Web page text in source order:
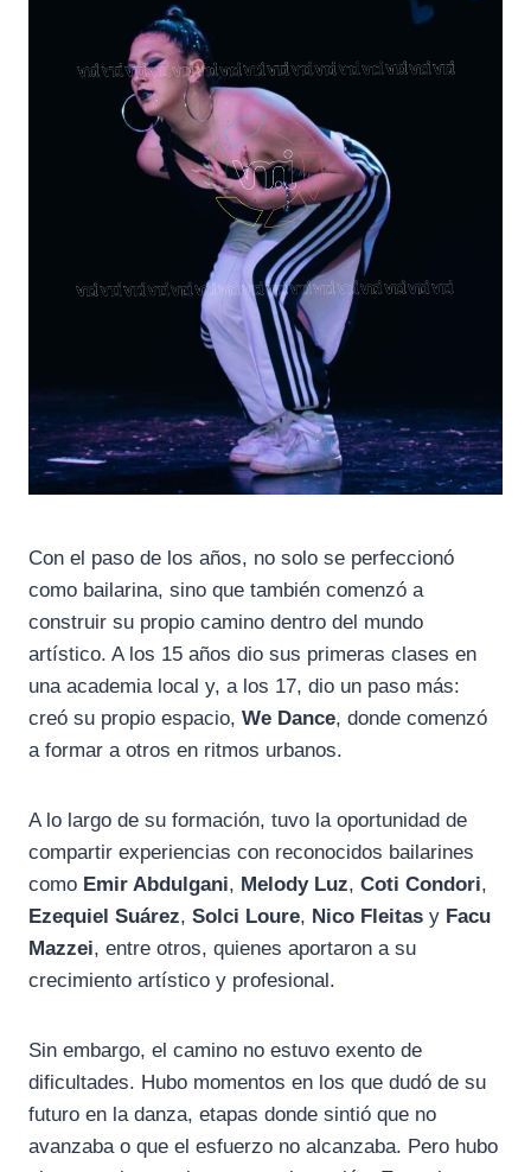
Con el paso de los años, no solo se perfeccionó
como bailarina, sino que también comenzó a
construir su propio camino dentro del mundo
artístico. A los 15 años dio sus primeras clases en
una academia local y, a los 17, dio un paso más:
creó su propio espacio, We Dance, donde comenzó
a formar a otros en ritmos urbanos.
A lo largo de su formación, tuvo la oportunidad de
compartir experiencias con reconocidos bailarines
como Emir Abdulgani, Melody Luz, Coti Condori,
Ezequiel Suárez, Solci Loure, Nico Fleitas y Facu
Mazzei, entre otros, quienes aportaron a su
crecimiento artístico y profesional.
Sin embargo, el camino no estuvo exento de
dificultades. Hubo momentos en los que dudó de su
futuro en la danza, etapas donde sintió que no
avanzaba o que el esfuerzo no alcanzaba. Pero hubo